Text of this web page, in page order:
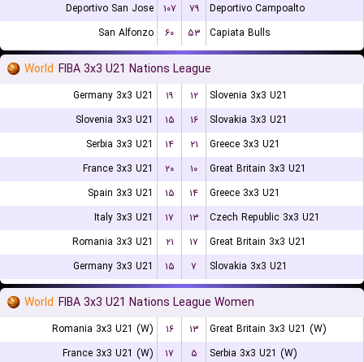
Deportivo San Jose
۱۰۷ ۷۹
Deportivo Campoalto
San Alfonzo
۶۰ ۵۳ Capiata Bulls
World FIBA 3x3 U21 Nations League
Germany 3x3 U21 ۱۹ ۱۲
Slovenia 3x3 U21
Slovenia 3x3 U21
۱۵ ۱۶
Slovakia 3x3 U21
Serbia 3x3 U21
۱۴ ۲۱
Greece 3x3 U21
France 3x3 U21
۲۰ ۱۰
Great Britain 3x3 U21
Spain 3x3 U21
۱۵ ۱۴
Greece 3x3 U21
Italy 3x3 U21
۱۷ ۱۳
Czech Republic 3x3 U21
Romania 3x3 U21
۲۱ ۱۷
Great Britain 3x3 U21
Germany 3x3 U21
۱۵ ۷ Slovakia 3x3 U21
World FIBA 3x3 U21 Nations League Women
Romania 3x3 U21 (W) ۱۶ ۱۳
Great Britain 3x3 U21 (W)
France 3x3 U21 (W)
۱۷ ۵
Serbia 3x3 U21 (W)